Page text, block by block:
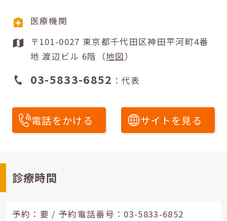
医療機関
〒101-0027 東京都千代田区神田平河町4番
地 渡辺ビル 6階（地図）
03-5833-6852 ：代表
電話をかける サイトを見る
診療時間
予約：要 / 予約電話番号： 03-5833-6852